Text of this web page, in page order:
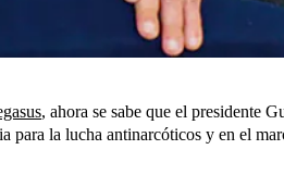
, ahora se sabe que el presidente
para la lucha antinarcóticos y en el